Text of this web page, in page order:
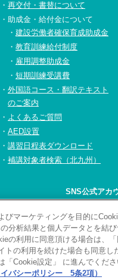
再交付・書替について
助成金・給付金について
建設労働者確保育成助成金
教育訓練給付制度
雇用調整助成金
短期訓練受講費
外国語コース・翻訳テキスト
のご案内
よくあるご質問
AED設置
講習日程表ダウンロード
補講対象者検索（北九州）
SNS公式アカ
資料請求 プライバシーポ
サイトマ
Copyright(C) 2026
マーケティングを目的に
分析結果と個人データとを結
の利用に同意頂ける場合は、
の利用を続けた場合も同意し
Cookie設定」 に進んでくだ
バシーポリシー 5条2項）